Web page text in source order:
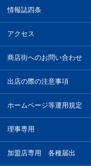
情報誌四条
アクセス
商店街へのお問い合わせ
出店の際の注意事項
ホームページ等運用規定
理事専用
加盟店専用 各種届出